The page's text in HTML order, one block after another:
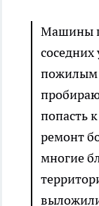
Машины
пожилым
попасть
ремонт
многие